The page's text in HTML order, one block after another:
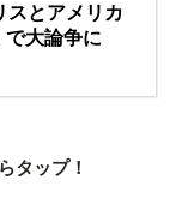
スとアメリカ
で大論争に
タップ！